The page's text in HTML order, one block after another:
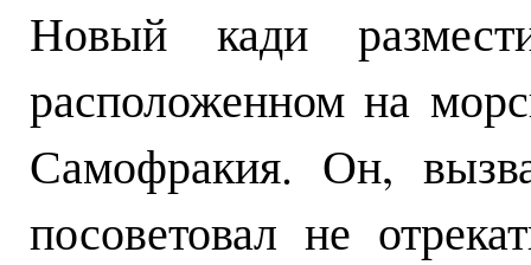
Новый кади
расположенном на
Самофракия. Он,
посоветовал не